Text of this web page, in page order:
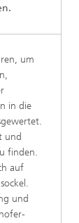
um
in die
und
finden.
auf
und